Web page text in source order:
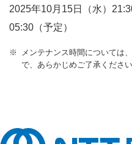
2025年10月15日（水）
05:30（予定）
※
メンテナンス時間については
で、あらかじめご了承ください